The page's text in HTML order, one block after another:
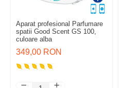
Aparat profesional Parfumare
spatii Good Scent GS 100,
culoare alba
349,00 RON